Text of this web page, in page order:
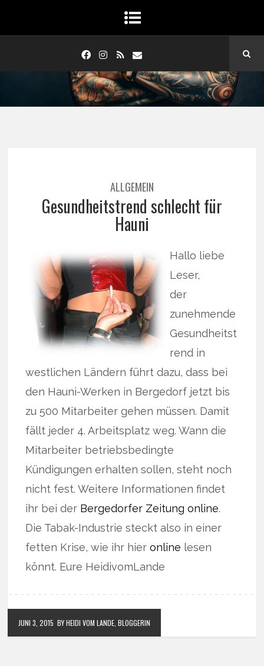
ALLGEMEIN
Gesundheitstrend schlecht für
Hauni
Hallo liebe
Leser,
der
zunehmende
Gesundheitst
rend in
westlichen Ländern führt dazu, dass bei
den Hauni-Werken in Bergedorf jetzt bis
zu 500 Mitarbeiter gehen müssen. Damit
fällt jeder 4. Arbeitsplatz weg. Wann die
Mitarbeiter betriebsbedingte
Kündigungen erhalten sollen, steht noch
nicht fest. Weitere Informationen findet
ihr bei der Bergedorfer Zeitung online.
Die Tabak-Industrie steckt also in einer
fetten Krise, wie ihr hieronline lesen
könnt. Eure HeidivomLande
JUNI 3, 2015 BY HEIDI VOM LANDE, BLOGGERIN